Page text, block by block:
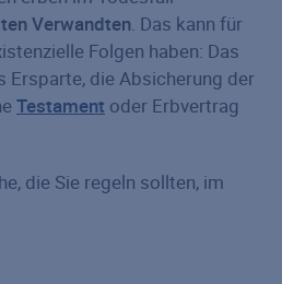
Verwandten . Das kann für
Folgen haben: Das
Ersparte, die Absicherung der
Testament oder Erbvertrag
die Sie regeln sollten, im